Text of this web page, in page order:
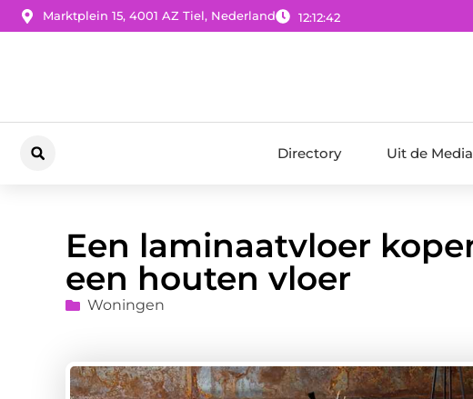
Marktplein 15, 4001 AZ Tiel, Nederland 12:12:43
Directory Uit de Media
Een laminaatvloer
een houten vloer
Woningen